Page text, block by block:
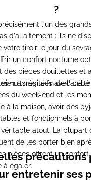
?
l'un des
d'allaitement : ils ne
votre tiroir le jour du
un confort nocturne
des pièces douillettes et
après la fin de
nuits agitées avec
du week-end et les
à la maison, avoir des
et fonctionnels à
atout. La plupart
de les porter bien
pièces offrent un confort
à égaler.
précautions
entretenir ses